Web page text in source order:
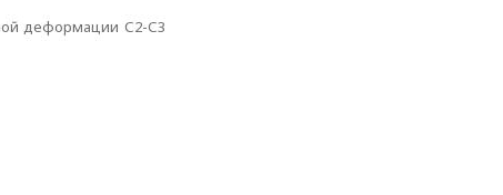
деформации С2-С3